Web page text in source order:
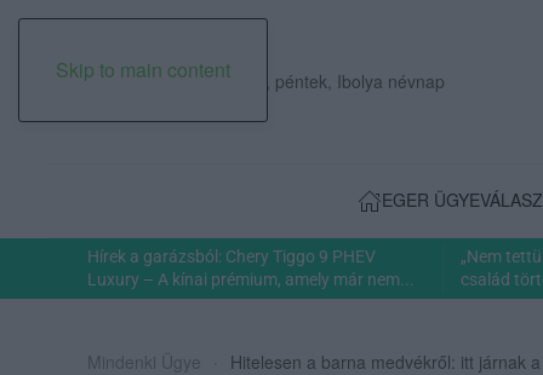
Skip to main content
2026. augusztus 07., péntek, Ibolya névnap
EGER ÜGYE
Hírek a garázsból: Chery Tiggo 9 PHEV
Luxury – A kínai prémium, amely már nem...
„Nem
család
Mindenki Ügye Hitelesen a barna medvékről: itt járnak